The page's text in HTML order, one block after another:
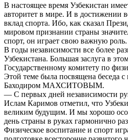
В настоящее время Узбекистан
авторитет в мире. И в достижении
вклад спорта. Ибо, как сказал
мировом признании страны
спорт, он играет свою важную роль.
В годы независимости все более
Узбекистана. Большая заслуга в
Государственному комитету по
Этой теме была посвящена беседа с
Баходиром МАХСИТОВЫМ.
— С первых дней независимости
Ислам Каримов отметил, что
великим будущим. И мы хорошо
день страны в руках гармонично
Физическое воспитание и спорт